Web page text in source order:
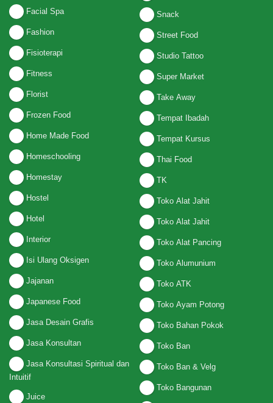
Facial Spa
Fashion
Fisioterapi
Fitness
Florist
Frozen Food
Home Made Food
Homeschooling
Homestay
Hostel
Hotel
Interior
Isi Ulang Oksigen
Jajanan
Japanese Food
Jasa Desain Grafis
Jasa Konsultan
Jasa Konsultasi Spiritual dan
Intuitif
Juice
Snack
Street Food
Studio Tattoo
Super Market
Take Away
Tempat Ibadah
Tempat Kursus
Thai Food
TK
Toko Alat Jahit
Toko Alat Jahit
Toko Alat Pancing
Toko Alumunium
Toko ATK
Toko Ayam Potong
Toko Bahan Pokok
Toko Ban
Toko Ban & Velg
Toko Bangunan